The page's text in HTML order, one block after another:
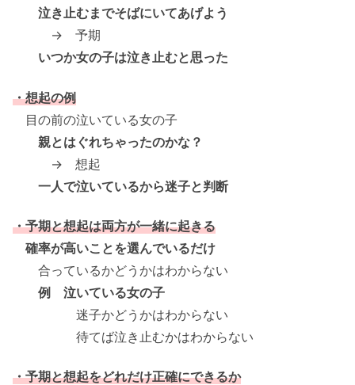
泣き止むまでそばにいてあげよう
→ 予期
いつか女の子は泣き止むと思った
・想起の例
目の前の泣いている女の子
親とはぐれちゃったのかな？
→ 想起
一人で泣いているから迷子と判断
・予期と想起は両方が一緒に起きる
確率が高いことを選んでいるだけ
合っているかどうかはわからない
例 泣いている女の子
迷子かどうかはわからない
待てば泣き止むかはわからない
・予期と想起をどれだけ正確にできるか